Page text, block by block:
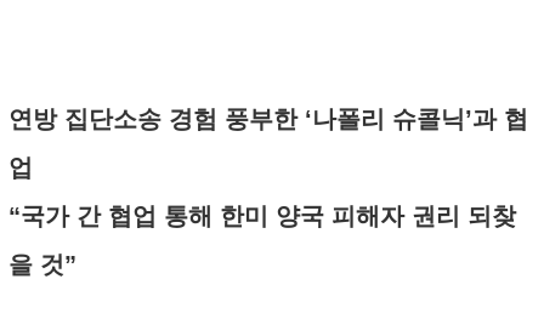
연방 집단소송 경험 풍부한 ‘나폴리 슈콜닉’과 협
업
“국가 간 협업 통해 한미 양국 피해자 권리 되찾
을 것”